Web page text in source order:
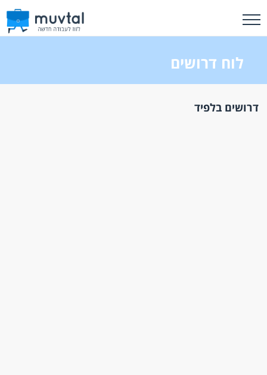
לוח דרושים
דרושים בלפיד